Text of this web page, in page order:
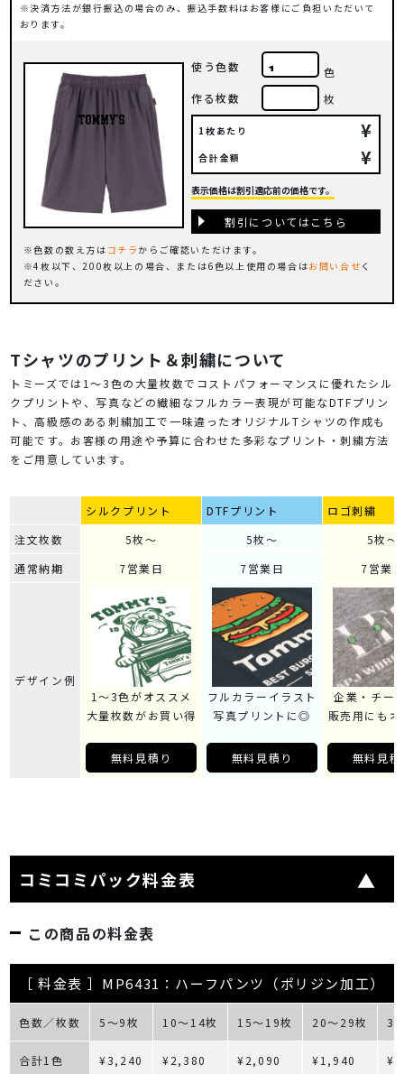
決済方法が銀行振込の場合のみ、振込手数料はお客様にご負担いただいて
おります。
使う色数
色
作る枚数
枚
1枚あたり ¥
合計金額 ¥
色数の数え方は コチラからご確認いただけます。
4枚以下、200枚以上の場合、または6色以上使用の場合はお問い合せ く
ださい。
表示価格は割引適応前の価格です。
割引についてはこちら
Tシャツのプリント＆刺繍について
トミーズでは1～3色の大量枚数でコストパフォーマンスに優れたシル
クプリントや、写真などの繊細なフルカラー表現が可能なDTFプリン
ト、高級感のある刺繍加工で一味違ったオリジナルTシャツの作成も
可能です。お客様の用途や予算に合わせた多彩なプリント・刺繍方法
をご用意しています。
シルクプリント DTFプリント
ロゴ刺繍
注文枚数
5枚～ 5枚～
5枚～
通常納期
7営業日 7営業日 7営業
デザイン例
1～3色がオススメ
大量枚数がお買い得
無料見積り
フルカラーイラスト
写真プリントに◎
無料見積り
企業・チー
販売用にも
無料見積
コミコミパック料金表
この商品の料金表
［ 料金表 ］MP6431：ハーフパンツ（ポリジン加工）
色数／枚数 5～9枚 10～14枚 15～19枚 20～29枚
合計1色 ¥3,240 ¥2,380 ¥2,090 ¥1,940